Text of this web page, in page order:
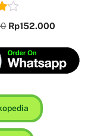
Rp152.000